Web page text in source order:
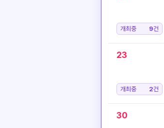
개최중 9건
23
개최중 2건
30